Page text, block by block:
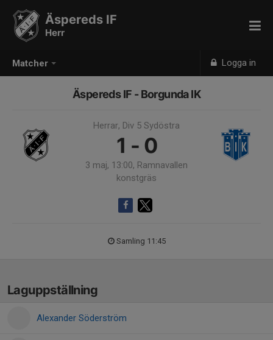
Matcher Logga in
Äspereds IF
Herr
Äspereds IF - Borgunda IK
Herrar, Div 5 Sydöstra
1 - 0
3 maj, 13:00, Ramnavallen
konstgräs
Samling 11:45
Laguppställning
Alexander Söderström